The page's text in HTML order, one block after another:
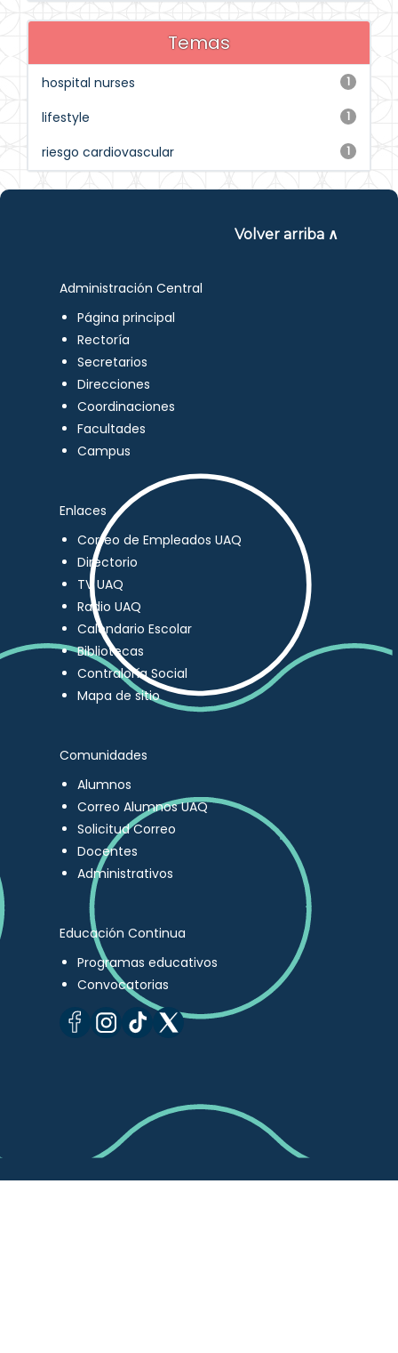
Temas
1
hospital nurses
1
lifestyle
1
riesgo cardiovascular
Volver arriba ∧
Administración Central
Página principal
Rectoría
Secretarios
Direcciones
Coordinaciones
Facultades
Campus
Enlaces
Correo de Empleados UAQ
Directorio
TV UAQ
Radio UAQ
Calendario Escolar
Bibliotecas
Contraloría Social
Mapa de sitio
Comunidades
Alumnos
Correo Alumnos UAQ
Solicitud Correo
Docentes
Administrativos
Educación Continua
Programas educativos
Convocatorias